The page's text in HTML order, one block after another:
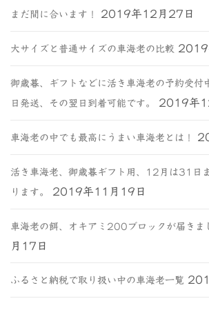
まだ間に合います！ 2019年12月27日
大サイズと普通サイズの車海老の比較 2019
御歳暮、ギフトなどに活き車海老の予約受付
日発送、その翌日到着可能です。 2019年
車海老の中でも最高にうまい車海老とは！
活き車海老、御歳暮ギフト用、12月は31日
ります。 2019年11月19日
車海老の餌、オキアミ200ブロックが届きま
月17日
ふるさと納税で取り扱い中の車海老一覧